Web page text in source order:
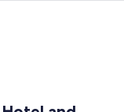
edifícios e montanhas ao
and Restaurant